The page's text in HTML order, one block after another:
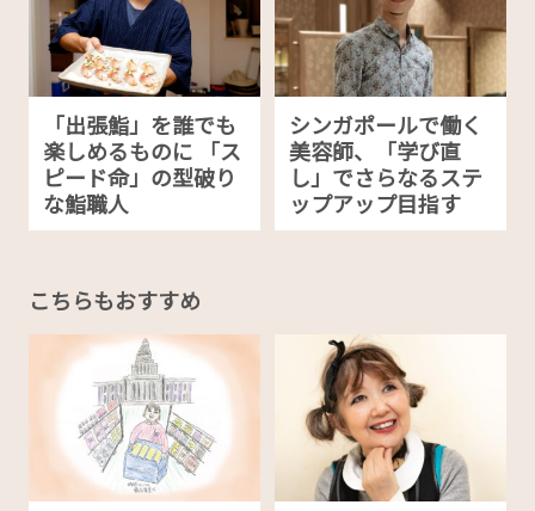
「出張鮨」を誰でも
楽しめるものに 「ス
ピード命」の型破り
な鮨職人
シンガポールで働く
美容師、「学び直
し」でさらなるステ
ップアップ目指す
こちらもおすすめ